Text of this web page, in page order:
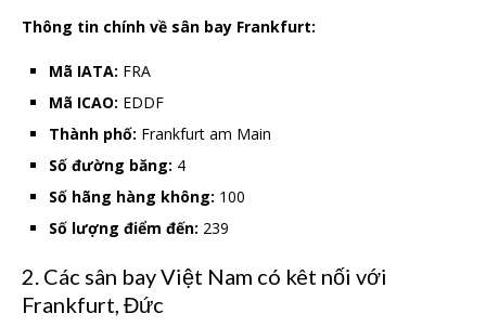
Thông tin chính về sân bay Frankfurt:
Mã IATA: FRA
Mã ICAO: EDDF
Thành phố: Frankfurt am Main
Số đường băng: 4
Số hãng hàng không: 100
Số lượng điểm đến: 239
2. Các sân bay Việt Nam có kêt nối với
Frankfurt, Đức